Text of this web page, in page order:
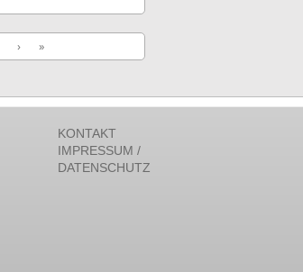
› »
KONTAKT
IMPRESSUM /
DATENSCHUTZ